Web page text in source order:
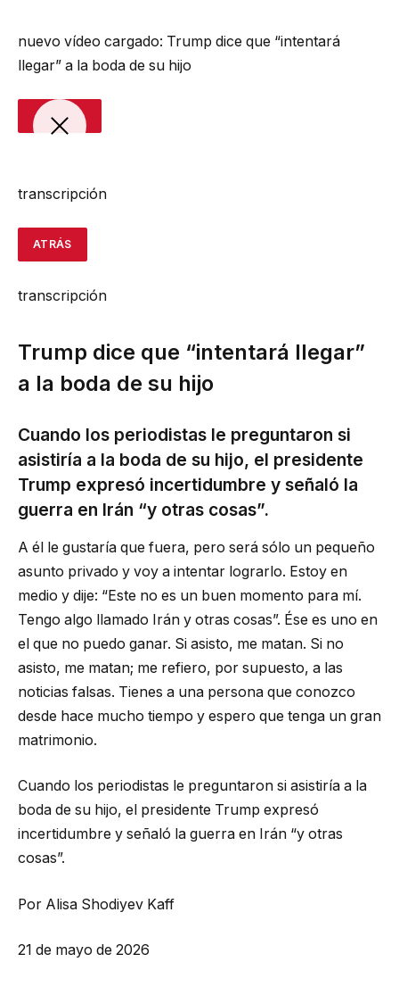
nuevo vídeo cargado: Trump dice que “intentará
llegar” a la boda de su hijo
transcripción
ATRÁS
transcripción
Trump dice que “intentará llegar”
a la boda de su hijo
Cuando los periodistas le preguntaron si
asistiría a la boda de su hijo, el presidente
Trump expresó incertidumbre y señaló la
guerra en Irán “y otras cosas”.
A él le gustaría que fuera, pero será sólo un pequeño
asunto privado y voy a intentar lograrlo. Estoy en
medio y dije: “Este no es un buen momento para mí.
Tengo algo llamado Irán y otras cosas”. Ése es uno en
el que no puedo ganar. Si asisto, me matan. Si no
asisto, me matan; me refiero, por supuesto, a las
noticias falsas. Tienes a una persona que conozco
desde hace mucho tiempo y espero que tenga un gran
matrimonio.
Cuando los periodistas le preguntaron si asistiría a la
boda de su hijo, el presidente Trump expresó
incertidumbre y señaló la guerra en Irán “y otras
cosas”.
Por Alisa Shodiyev Kaff
21 de mayo de 2026